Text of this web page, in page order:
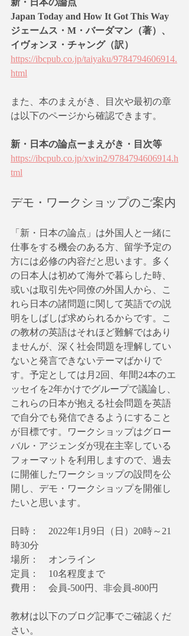
新・日本の論点
Japan Today and How It Got This Way
ジェームス・M・バーダマン（著）、
イヴォンヌ・チャング（訳）
https://ibcpub.co.jp/taiyaku/9784794606914.
html
また、本のまえがき、目次や最初の章
は以下のページから確認できます。
新・日本の論点ーまえがき・目次等
https://ibcpub.co.jp/xwin2/9784794606914.h
tml
デモ・ワークショップのご案内
「新・日本の論点」は外国人と一緒に
仕事をする機会のある方、留学予定の
方には必修の内容だと思います。多く
の日本人は初めて海外で暮らした時、
或いは取引先や同僚の外国人から、こ
れら日本の諸問題に関して英語での説
明をしばしば求められるからです。こ
の教材の英語はそれほど難解ではあり
ませんが、深く社会問題を理解してい
ないと発言できないテーマばかりで
す。予定としては月2回、年間24本のエ
ッセイを2年かけでグループで議論し、
これらの日本が抱える社会問題を英語
で自分でも発信できるようにすること
が目標です。ワークショップはグロー
バル・アジェンダが現在主宰している
フォーマットを利用しますので、過去
に開催したワークショップの設問を公
開し、デモ・ワークショップを開催し
たいと思います。
日時：　2022年1月9日（日）20時～21
時30分
場所：　オンライン
定員：　10名程度まで
費用：　会員-500円、非会員-800円
教材は以下のブログ記事でご確認くだ
さい。